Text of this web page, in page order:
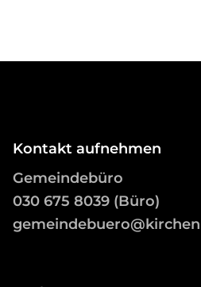
Kontakt aufnehmen
Gemeindebüro
030 675 8039 (Büro)